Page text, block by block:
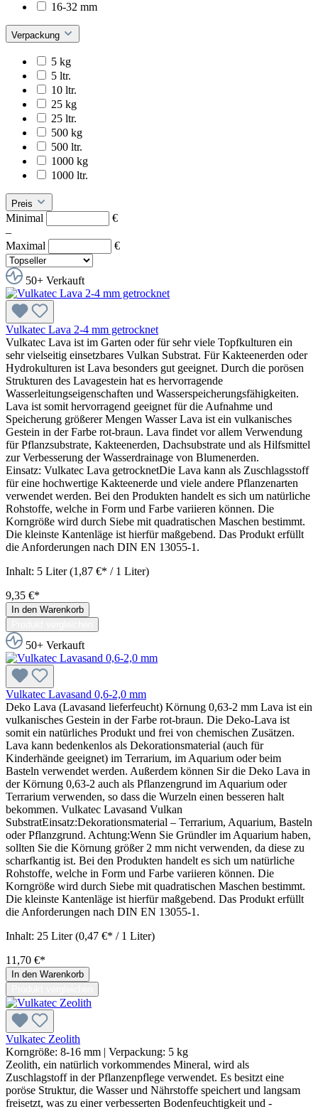
16-32 mm
Verpackung
5 kg
5 ltr.
10 ltr.
25 kg
25 ltr.
500 kg
500 ltr.
1000 kg
1000 ltr.
Preis
Minimal
€
–
Maximal
€
50+ Verkauft
Vulkatec Lava 2-4 mm getrocknet
Vulkatec Lava ist im Garten oder für sehr viele Topfkulturen ein
sehr vielseitig einsetzbares Vulkan Substrat. Für Kakteenerden oder
Hydrokulturen ist Lava besonders gut geeignet. Durch die porösen
Strukturen des Lavagestein hat es hervorragende
Wasserleitungseigenschaften und Wasserspeicherungsfähigkeiten.
Lava ist somit hervorragend geeignet für die Aufnahme und
Speicherung größerer Mengen Wasser Lava ist ein vulkanisches
Gestein in der Farbe rot-braun. Lava findet vor allem Verwendung
für Pflanzsubstrate, Kakteenerden, Dachsubstrate und als Hilfsmittel
zur Verbesserung der Wasserdrainage von Blumenerden.
Einsatz: Vulkatec Lava getrocknetDie Lava kann als Zuschlagsstoff
für eine hochwertige Kakteenerde und viele andere Pflanzenarten
verwendet werden. Bei den Produkten handelt es sich um natürliche
Rohstoffe, welche in Form und Farbe variieren können. Die
Korngröße wird durch Siebe mit quadratischen Maschen bestimmt.
Die kleinste Kantenläge ist hierfür maßgebend. Das Produkt erfüllt
die Anforderungen nach DIN EN 13055-1.
Inhalt: 5 Liter(1,87 €* / 1 Liter)
9,35 €*
In den Warenkorb
50+ Verkauft
Vulkatec Lavasand 0,6-2,0 mm
Deko Lava (Lavasand lieferfeucht) Körnung 0,63-2 mm Lava ist ein
vulkanisches Gestein in der Farbe rot-braun. Die Deko-Lava ist
somit ein natürliches Produkt und frei von chemischen Zusätzen.
Lava kann bedenkenlos als Dekorationsmaterial (auch für
Kinderhände geeignet) im Terrarium, im Aquarium oder beim
Basteln verwendet werden. Außerdem können Sir die Deko Lava in
der Körnung 0,63-2 auch als Pflanzengrund im Aquarium oder
Terrarium verwenden, so dass die Wurzeln einen besseren halt
bekommen. Vulkatec Lavasand Vulkan
SubstratEinsatz:Dekorationsmaterial – Terrarium, Aquarium, Basteln
oder Pflanzgrund. Achtung:Wenn Sie Gründler im Aquarium haben,
sollten Sie die Körnung größer 2 mm nicht verwenden, da diese zu
scharfkantig ist. Bei den Produkten handelt es sich um natürliche
Rohstoffe, welche in Form und Farbe variieren können. Die
Korngröße wird durch Siebe mit quadratischen Maschen bestimmt.
Die kleinste Kantenläge ist hierfür maßgebend. Das Produkt erfüllt
die Anforderungen nach DIN EN 13055-1.
Inhalt: 25 Liter(0,47 €* / 1 Liter)
11,70 €*
In den Warenkorb
Vulkatec Zeolith
Korngröße: 8-16 mm | Verpackung: 5 kg
Zeolith, ein natürlich vorkommendes Mineral, wird als
Zuschlagstoff in der Pflanzenpflege verwendet. Es besitzt eine
poröse Struktur, die Wasser und Nährstoffe speichert und langsam
freisetzt, was zu einer verbesserten Bodenfeuchtigkeit und -